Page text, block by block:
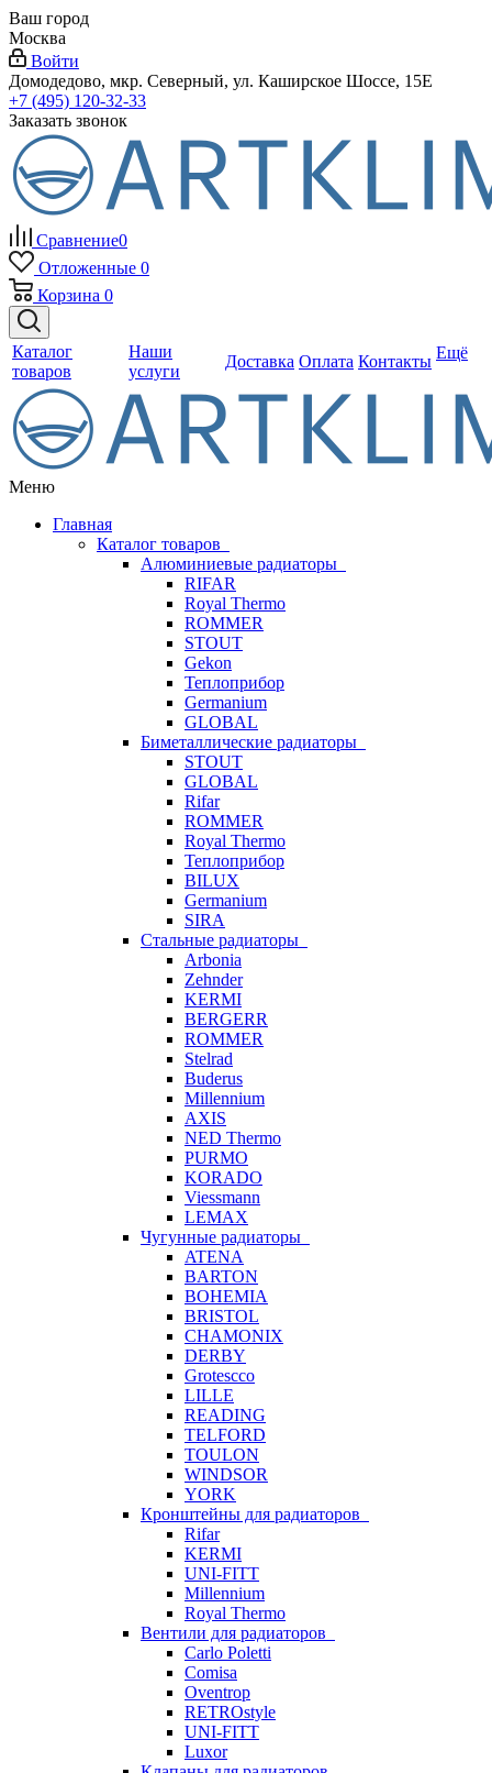
Ваш город
Москва
Войти
Домодедово, мкр. Северный, ул. Каширское Шоссе, 15Е
+7 (495) 120-32-33
Заказать звонок
Сравнение0
Отложенные 0
Корзина 0
Каталог
товаров
Наши
услуги
Доставка Оплата Контакты Ещё
Меню
Главная
Каталог товаров
Алюминиевые радиаторы
RIFAR
Royal Thermo
ROMMER
STOUT
Gekon
Теплоприбор
Germanium
GLOBAL
Биметаллические радиаторы
STOUT
GLOBAL
Rifar
ROMMER
Royal Thermo
Теплоприбор
BILUX
Germanium
SIRA
Стальные радиаторы
Arbonia
Zehnder
KERMI
BERGERR
ROMMER
Stelrad
Buderus
Millennium
AXIS
NED Thermo
PURMO
KORADO
Viessmann
LEMAX
Чугунные радиаторы
ATENA
BARTON
BOHEMIA
BRISTOL
CHAMONIX
DERBY
Grotescco
LILLE
READING
TELFORD
TOULON
WINDSOR
YORK
Кронштейны для радиаторов
Rifar
KERMI
UNI-FITT
Millennium
Royal Thermo
Вентили для радиаторов
Carlo Poletti
Comisa
Oventrop
RETROstyle
UNI-FITT
Luxor